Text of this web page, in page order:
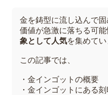
金を鋳型に流し込んで固
価値が急激に落ちる可能
象として人気を集めてい
この記事では、
・金インゴットの概要
・金インゴットにある